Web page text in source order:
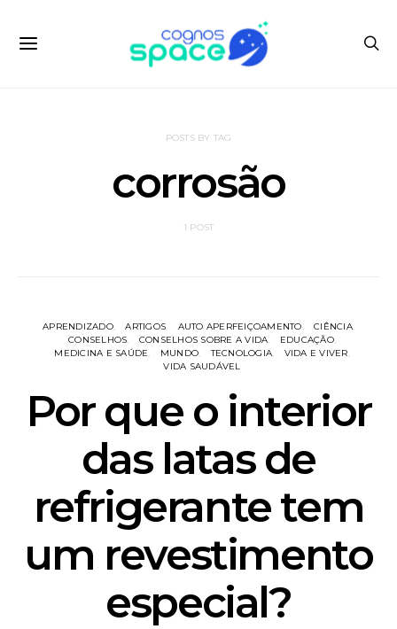
POSTS BY TAG
corrosão
1 POST
APRENDIZADO ARTIGOS AUTO APERFEIÇOAMENTO
CIÊNCIA
CONSELHOS
CONSELHOS SOBRE A VIDA
EDUCAÇÃO
MEDICINA E SAÚDE
MUNDO TECNOLOGIA
VIDA E VIVER
VIDA SAUDÁVEL
Por que o interior
das latas de
refrigerante tem
um revestimento
especial?